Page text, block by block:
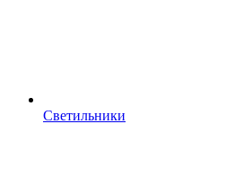
Светильники